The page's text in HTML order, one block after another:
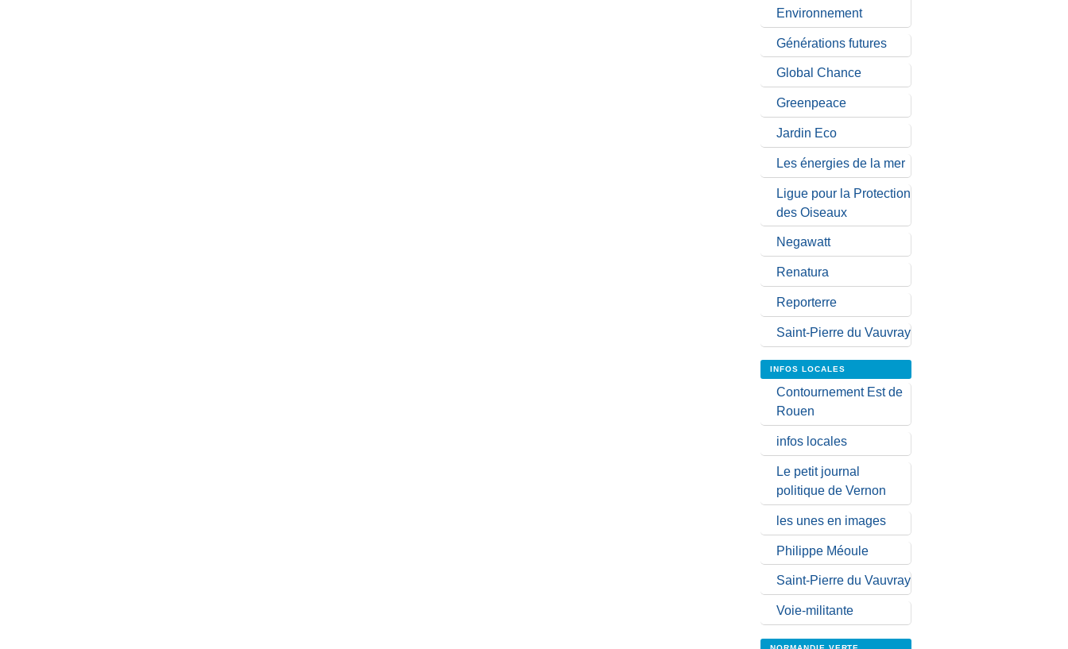
Environnement
Générations futures
Global Chance
Greenpeace
Jardin Eco
Les énergies de la mer
Ligue pour la Protection
des Oiseaux
Negawatt
Renatura
Reporterre
Saint-Pierre du Vauvray
INFOS LOCALES
Contournement Est de
Rouen
infos locales
Le petit journal
politique de Vernon
les unes en images
Philippe Méoule
Saint-Pierre du Vauvray
Voie-militante